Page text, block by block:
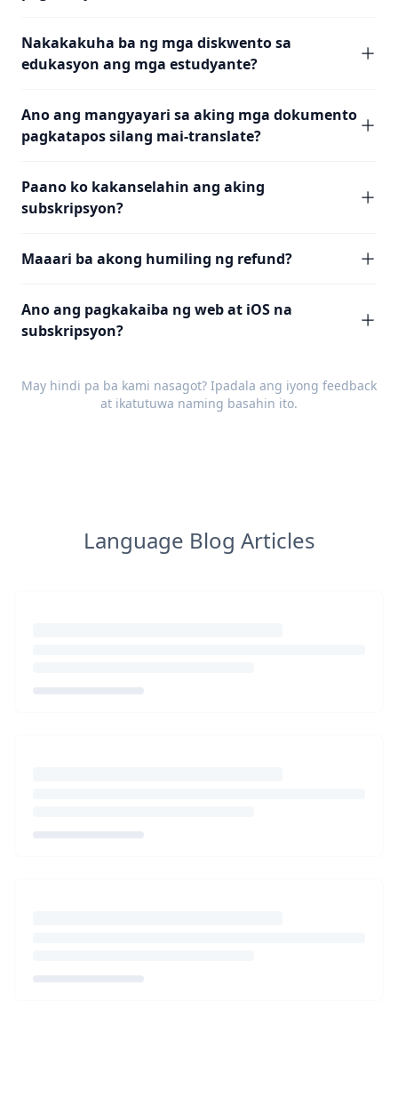
Nakakakuha ba ng mga diskwento sa
edukasyon ang mga estudyante?
Ano ang mangyayari sa aking mga dokumento
pagkatapos silang mai-translate?
Paano ko kakanselahin ang aking
subskripsyon?
Maaari ba akong humiling ng refund?
Ano ang pagkakaiba ng web at iOS na
subskripsyon?
May hindi pa ba kami nasagot? Ipadala ang iyong feedback
at ikatutuwa naming basahin ito.
Language Blog Articles